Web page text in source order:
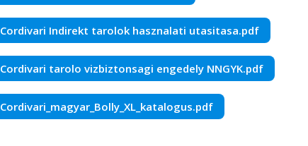
Cordivari Indirekt tarolok hasznalati utasitasa.pdf
Cordivari tarolo vizbiztonsagi engedely NNGYK.pdf
Cordivari_magyar_Bolly_XL_katalogus.pdf